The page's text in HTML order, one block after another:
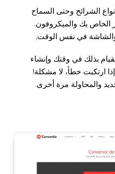
الشرائح وحتى السماح
الخاص بك والميكروفون.
في نفس الوقت.
بذلك في وقتك وإنشاء
إذا ارتكبت خطأ، لا مشكلة!
والمحاولة مرة أخرى.